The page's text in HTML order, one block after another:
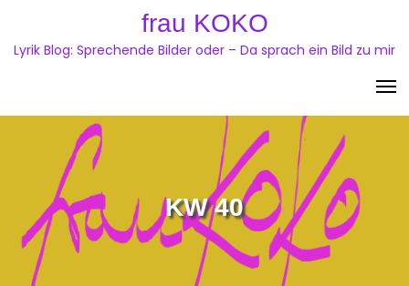
content
frau KOKO
Lyrik Blog: Sprechende Bilder oder – Da sprach ein Bild zu mir
KW 40